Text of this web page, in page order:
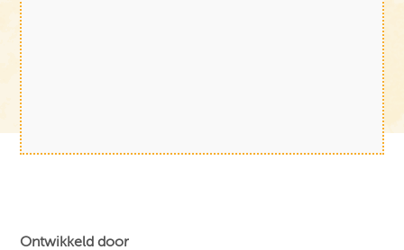
Ontwikkeld door